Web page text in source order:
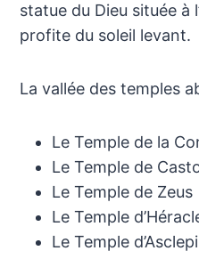
statue du Dieu située à
profite du soleil levant.
La vallée des temples
Le Temple de la
Le Temple de
Le Temple de Zeus
Le Temple
Le Temple